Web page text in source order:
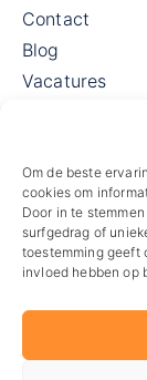
Om de beste
cookies om
Door in te
surfgedrag of
toestemming geeft
invloed hebben op
Contact
Blog
Vacatures
Contact.
Wij zijn
Westzijde 178
1506 EK